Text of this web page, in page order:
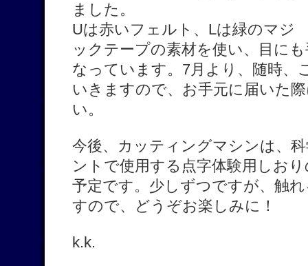
ました。
Uは赤いフェルト、Lは緑のマジ
ックテープの素材を使い、目に
なっています。7月より、随時、
いきますので、お手元に届いた
い。
今後、カッティングマシンは、
ントで使用する点字体験用しお
予定です。少しずつですが、触
すので、どうぞお楽しみに！
k.k.